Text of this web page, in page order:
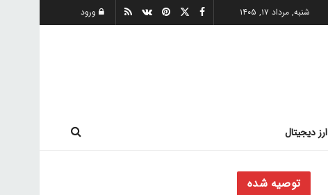
شنبه, مرداد ۱۷, ۱۴۰۵ ورود
ارز دیجیتال
توصیه شده